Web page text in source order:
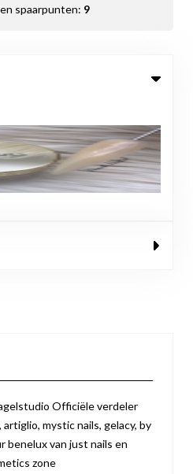
spaarpunten: 9
Officiële verdeler
mystic nails, gelacy, by
benelux van just nails en
zone